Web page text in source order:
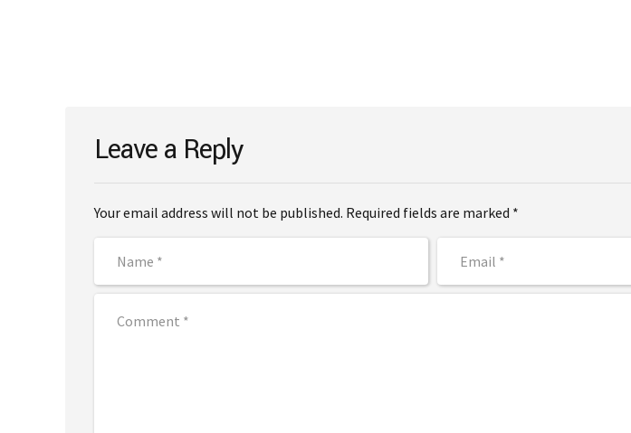
Leave a Reply
Your email address will not be published. Required fields are marked *